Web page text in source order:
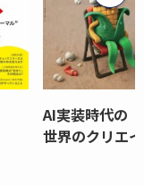
AI実装時代の
世界のクリエ